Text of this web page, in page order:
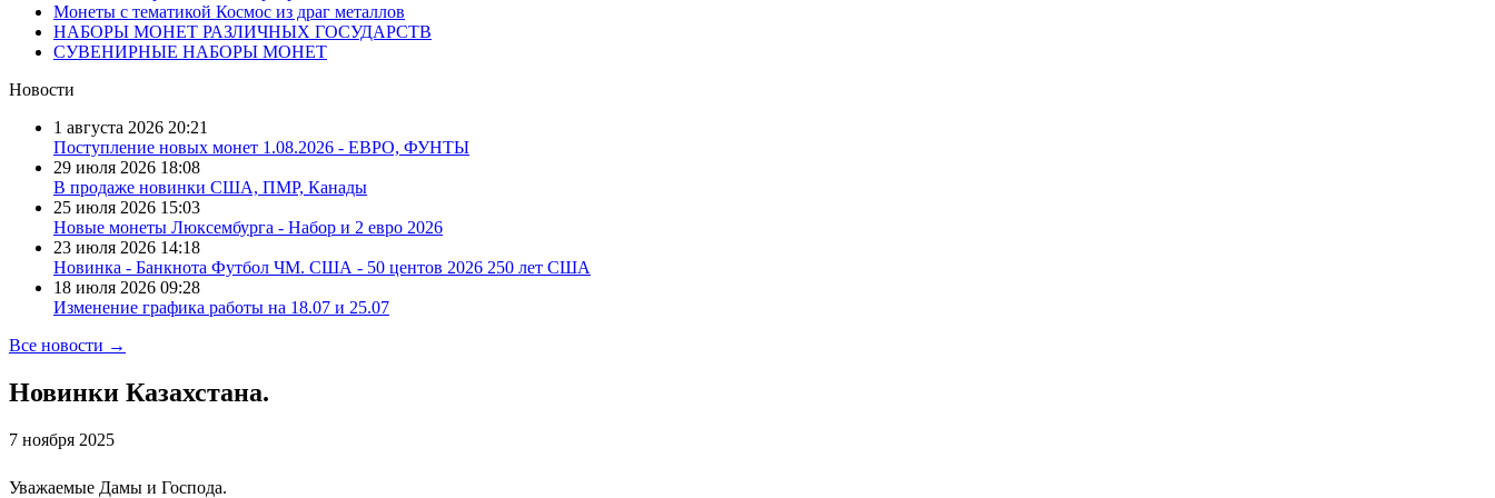
Монеты с тематикой Космос из драг металлов
НАБОРЫ МОНЕТ РАЗЛИЧНЫХ ГОСУДАРСТВ
СУВЕНИРНЫЕ НАБОРЫ МОНЕТ
Новости
1 августа 2026 20:21
Поступление новых монет 1.08.2026 - ЕВРО, ФУНТЫ
29 июля 2026 18:08
В продаже новинки США, ПМР, Канады
25 июля 2026 15:03
Новые монеты Люксембурга - Набор и 2 евро 2026
23 июля 2026 14:18
Новинка - Банкнота Футбол ЧМ. США - 50 центов 2026 250 лет США
18 июля 2026 09:28
Изменение графика работы на 18.07 и 25.07
Все новости →
Новинки Казахстана.
7 ноября 2025
Уважаемые Дамы и Господа.